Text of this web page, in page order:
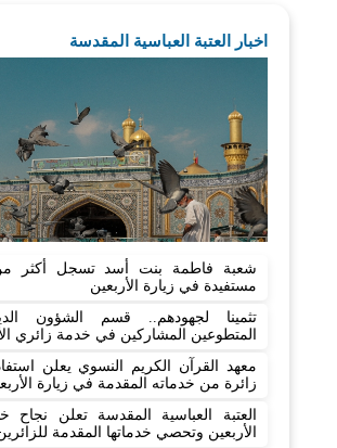
اخبار العتبة العباسية المقدسة
مستفيدة في زيارة الأربعين
تثمينا لجهودهم.. قسم الشؤون
المتطوعين المشاركين في خدمة زائري
زائرة من خدماته المقدمة في زيارة
العتبة العباسية المقدسة تعلن نجاح
الأربعين وتحصي خدماتها المقدمة